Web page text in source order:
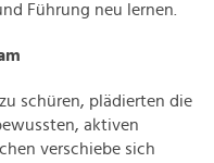
Führung neu lernen.
schüren, plädierten die
aktiven
verschiebe sich